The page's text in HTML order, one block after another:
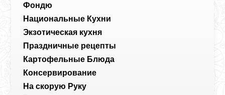
Фондю
Национальные Кухни
Экзотическая кухня
Праздничные рецепты
Картофельные Блюда
Консервирование
На скорую Руку